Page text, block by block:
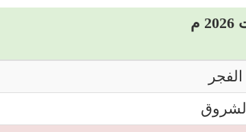
الفجر
الشروق